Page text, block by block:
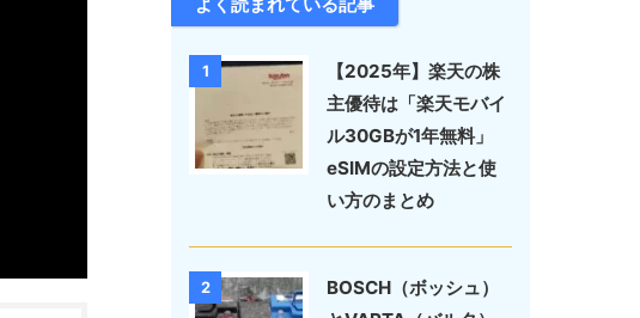
1
【2025年】楽天の株
主優待は「楽天モバイ
ル30GBが1年無料」
eSIMの設定方法と使
い方のまとめ
2
BOSCH（ボッシュ）